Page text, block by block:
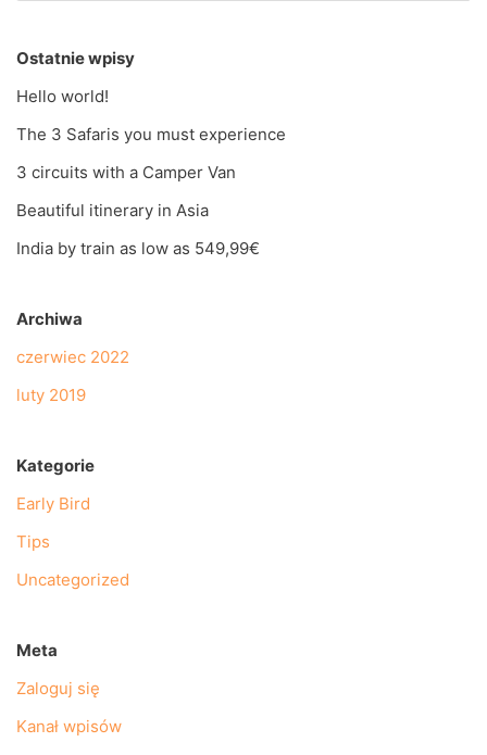
Ostatnie wpisy
Hello world!
The 3 Safaris you must experience
3 circuits with a Camper Van
Beautiful itinerary in Asia
India by train as low as 549,99€
Archiwa
czerwiec 2022
luty 2019
Kategorie
Early Bird
Tips
Uncategorized
Meta
Zaloguj się
Kanał wpisów